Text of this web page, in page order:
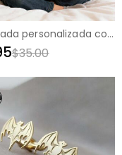
Almohada personalizada con forma de zapatilla de fútbol en 3D: un regalo para los amantes del deporte.
$35.00